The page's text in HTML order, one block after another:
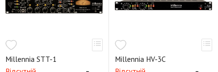
Millennia STT-1
Millennia HV-3C